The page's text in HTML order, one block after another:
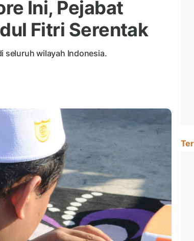
Ini, Pejabat
Fitri Serentak
seluruh wilayah Indonesia.